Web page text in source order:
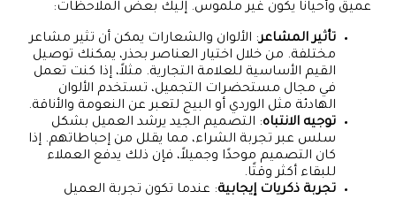
عميق وأحيانًا يكون غير ملموس. إليك بعض الملاحظات:
تأثير المشاعر: الألوان والشعارات يمكن أن تثير مشاعر
مختلفة. من خلال اختيار العناصر بحذر، يمكنك توصيل
القيم الأساسية للعلامة التجارية. مثلاً، إذا كنت تعمل
في مجال مستحضرات التجميل، تستخدم الألوان
الهادئة مثل الوردي أو البيج لتعبر عن النعومة والأناقة.
توجيه الانتباه: التصميم الجيد يرشد العميل بشكل
سلس عبر تجربة الشراء، مما يقلل من إحباطاتهم. إذا
كان التصميم موحدًا وجميلاً، فإن ذلك يدفع العملاء
للبقاء أكثر وقتًا.
تجربة ذكريات إيجابية: عندما تكون تجربة العميل